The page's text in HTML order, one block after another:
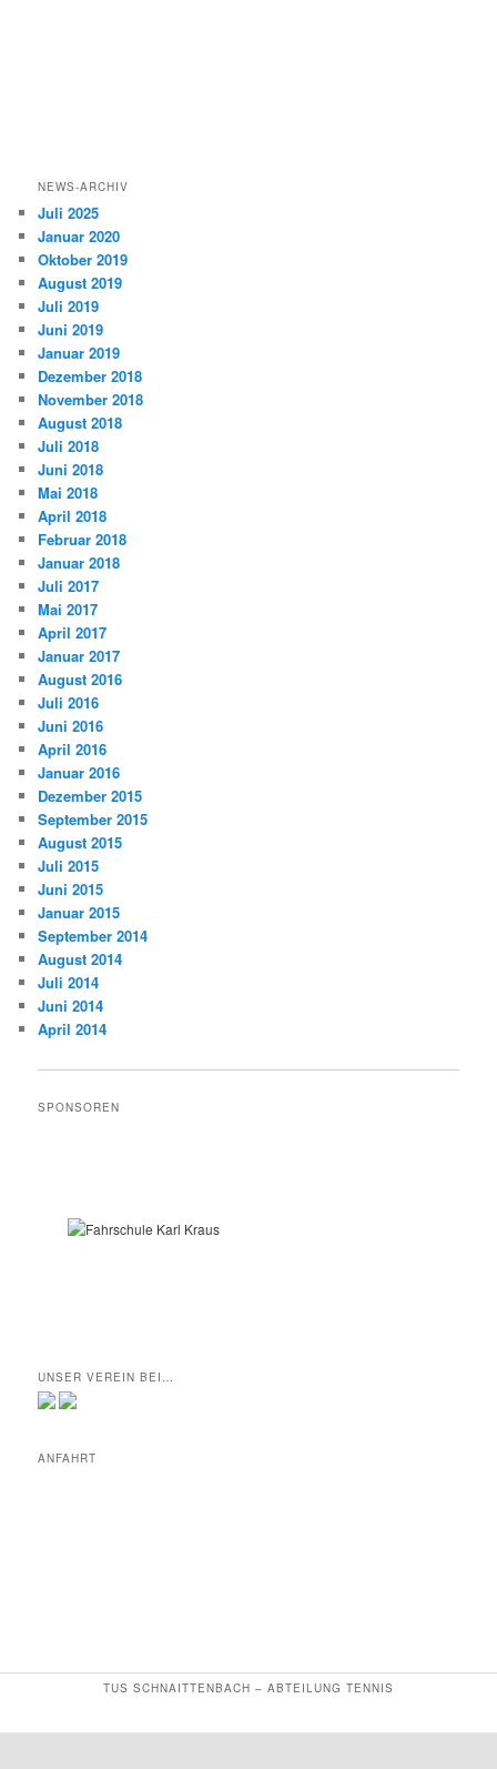
NEWS-ARCHIV
Juli 2025
Januar 2020
Oktober 2019
August 2019
Juli 2019
Juni 2019
Januar 2019
Dezember 2018
November 2018
August 2018
Juli 2018
Juni 2018
Mai 2018
April 2018
Februar 2018
Januar 2018
Juli 2017
Mai 2017
April 2017
Januar 2017
August 2016
Juli 2016
Juni 2016
April 2016
Januar 2016
Dezember 2015
September 2015
August 2015
Juli 2015
Juni 2015
Januar 2015
September 2014
August 2014
Juli 2014
Juni 2014
April 2014
SPONSOREN
UNSER VEREIN BEI…
ANFAHRT
TUS SCHNAITTENBACH – ABTEILUNG TENNIS